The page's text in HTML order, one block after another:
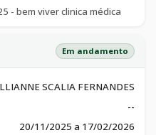
- bem viver clinica médica
Em andamento
SCALIA FERNANDES
--
20/11/2025 a 17/02/2026